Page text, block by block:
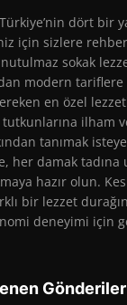
dört bir
için sizlere
sokak
modern
en özel
ilham
tanımak
her damak
hazır olun.
bir lezzet
deneyimi için
Gönderiler